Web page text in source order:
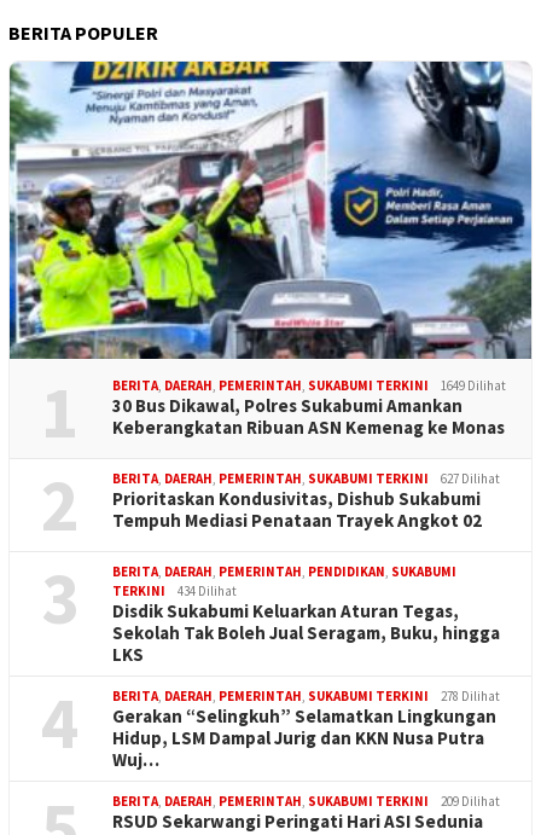
BERITA POPULER
1 BERITA DAERAH PEMERINTAH SUKABUMI TERKINI 1649 Dilihat
30 Bus Dikawal, Polres Sukabumi Amankan
Keberangkatan Ribuan ASN Kemenag ke Monas
2 BERITA DAERAH PEMERINTAH SUKABUMI TERKINI 627 Dilihat
Prioritaskan Kondusivitas, Dishub Sukabumi
Tempuh Mediasi Penataan Trayek Angkot 02
3 BERITA DAERAH PEMERINTAH PENDIDIKAN SUKABUMI
TERKINI
434 Dilihat
Disdik Sukabumi Keluarkan Aturan Tegas,
Sekolah Tak Boleh Jual Seragam, Buku, hingga
LKS
4 BERITA DAERAH PEMERINTAH SUKABUMI TERKINI 278 Dilihat
Gerakan “Selingkuh” Selamatkan Lingkungan
Hidup, LSM Dampal Jurig dan KKN Nusa Putra
Wuj…
BERITA DAERAH PEMERINTAH SUKABUMI TERKINI 209 Dilihat
RSUD Sekarwangi Peringati Hari ASI Sedunia